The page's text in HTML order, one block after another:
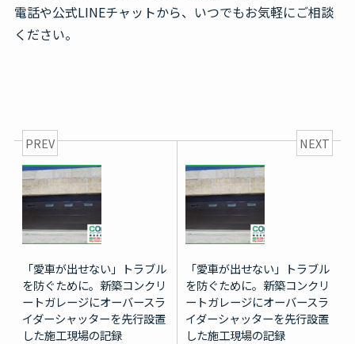
電話や公式LINEチャットから、いつでもお気軽にご相談
ください。
PREV
「愛車が出せない」トラブル
を防ぐために。新築コンクリ
ートガレージにオーバースラ
イダーシャッターを先行設置
した施工現場の記録
NEXT
「愛車が出せない」トラブル
を防ぐために。新築コンクリ
ートガレージにオーバースラ
イダーシャッターを先行設置
した施工現場の記録